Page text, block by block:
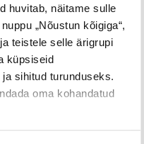
huvitab, näitame sulle
„Nõustun kõigiga“,
teistele selle ärigrupi
küpsiseid
sihitud turunduseks.
oma kohandatud
noortele